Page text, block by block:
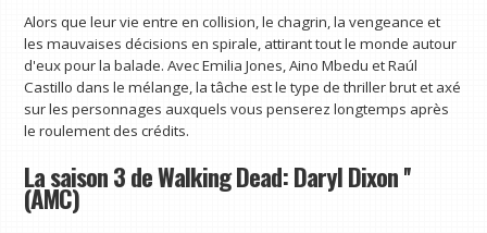
Alors que leur vie entre en collision, le chagrin, la vengeance et
les mauvaises décisions en spirale, attirant tout le monde autour
d'eux pour la balade. Avec Emilia Jones, Aino Mbedu et Raúl
Castillo dans le mélange, la tâche est le type de thriller brut et axé
sur les personnages auxquels vous penserez longtemps après
le roulement des crédits.
La saison 3 de Walking Dead: Daryl Dixon ''
(AMC)